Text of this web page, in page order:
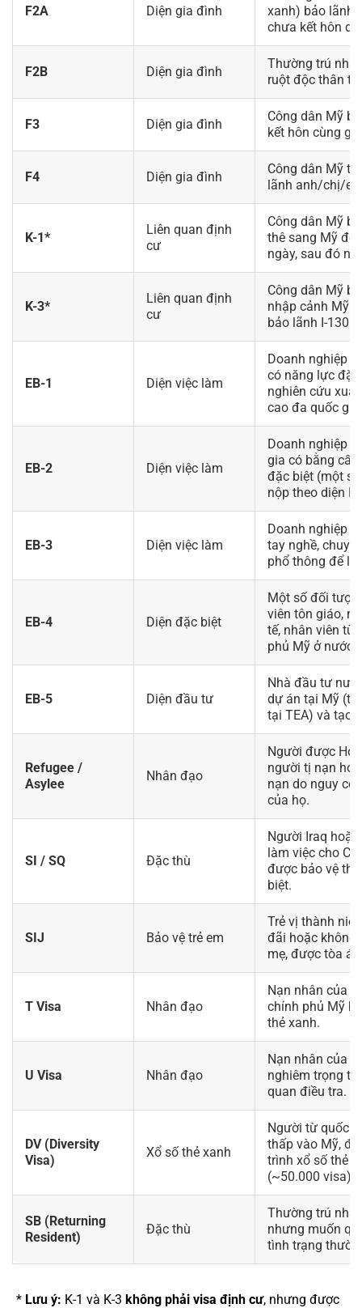
F2A Diện gia đình
xanh) bảo lãnh
chưa kết hôn
F2B Diện gia đình
Thường trú
ruột độc thân
F3 Diện gia đình
Công dân Mỹ
kết hôn cùng
F4 Diện gia đình
Công dân Mỹ
lãnh anh/chị/
K-1*
Liên quan định
cư
Công dân Mỹ
thê sang Mỹ để
ngày, sau đó
K-3*
Liên quan định
cư
Công dân Mỹ
nhập cảnh Mỹ
bảo lãnh I-130
EB-1 Diện việc làm
Doanh nghiệp
có năng lực
nghiên cứu
cao đa quốc gia.
EB-2 Diện việc làm
Doanh nghiệp
gia có bằng
đặc biệt (một
nộp theo diện
EB-3 Diện việc làm
Doanh nghiệp
tay nghề,
phổ thông để
EB-4 Diện đặc biệt
Một số đối
viên tôn giáo,
tế, nhân viên
phủ Mỹ ở nước
EB-5 Diện đầu tư
Nhà đầu tư
dự án tại Mỹ
tại TEA) và tạo
Refugee /
Asylee
Nhân đạo
Người được
người tị nạn
nạn do nguy cơ
của họ.
SI / SQ Đặc thù
Người Iraq
làm việc cho
được bảo vệ
biệt.
SIJ Bảo vệ trẻ em
Trẻ vị thành
đãi hoặc không
mẹ, được tòa
T Visa Nhân đạo
Nạn nhân của
chính phủ Mỹ
thẻ xanh.
U Visa Nhân đạo
Nạn nhân của
nghiêm trọng
quan điều tra.
DV (Diversity
Visa)
Xổ số thẻ xanh
Người từ quốc
thấp vào Mỹ,
trình xổ số thẻ
(~50.000 visa).
SB (Returning
Resident)
Đặc thù
Thường trú
nhưng muốn
tình trạng
* Lưu ý: K-1 và K-3 không phải visa định cư, nhưng được